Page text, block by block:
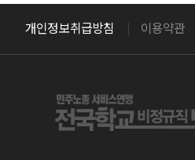
개인정보취급방침 이용약관